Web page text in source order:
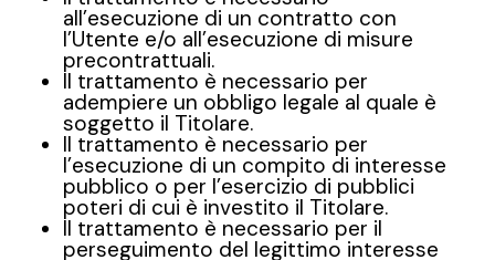
all’esecuzione di un contratto con
l’Utente e/o all’esecuzione di misure
precontrattuali.
Il trattamento è necessario per
adempiere un obbligo legale al quale è
soggetto il Titolare.
Il trattamento è necessario per
l’esecuzione di un compito di interesse
pubblico o per l’esercizio di pubblici
poteri di cui è investito il Titolare.
Il trattamento è necessario per il
perseguimento del legittimo interesse